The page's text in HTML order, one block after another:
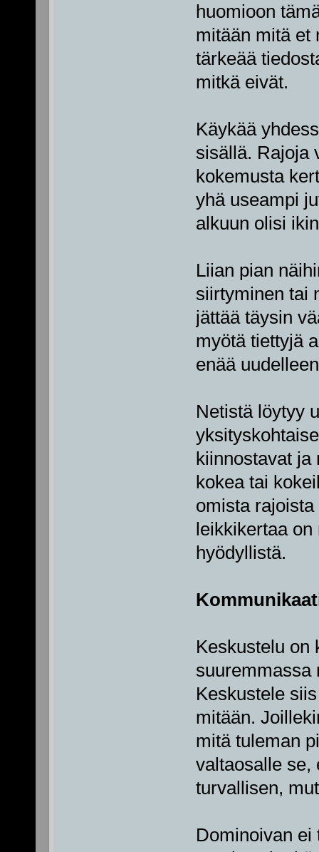
huomioon
mitään mitä et
tärkeää
mitkä eivät.
Käykää
sisällä. Rajoja
kokemusta
yhä useampi
alkuun olisi
Liian pian
siirtyminen tai
jättää täysin
myötä tiettyjä
enää
Netistä löytyy
kiinnostavat
kokea tai
omista
leikkikertaa
hyödyllistä.
Keskustelu on
suuremmassa
Keskustele
mitään.
mitä tuleman
valtaosalle se,
turvallisen,
Dominoivan ei